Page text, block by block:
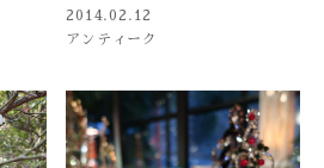
2014.02.12
アンティーク